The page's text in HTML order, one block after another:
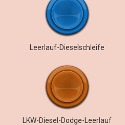
Leerlauf-Dieselschleife
LKW-Diesel-Dodge-Leerlauf